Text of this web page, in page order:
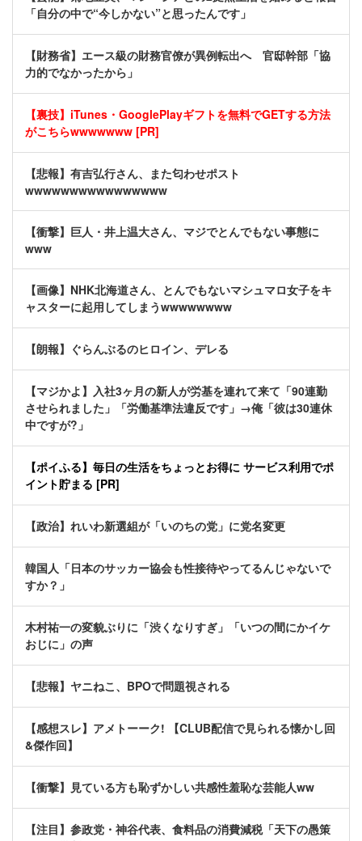
「自分の中で“今しかない”と思ったんです」
【財務省】エース級の財務官僚が異例転出へ 官邸幹部「協
力的でなかったから」
【裏技】iTunes・GooglePlayギフトを無料でGETする方法
がこちらwwwwwww [PR]
【悲報】有吉弘行さん、また匂わせポスト
wwwwwwwwwwwwwwww
【衝撃】巨人・井上温大さん、マジでとんでもない事態に
www
【画像】NHK北海道さん、とんでもないマシュマロ女子をキ
ャスターに起用してしまうwwwwwwww
【朗報】ぐらんぶるのヒロイン、デレる
【マジかよ】入社3ヶ月の新人が労基を連れて来て「90連勤
させられました」「労働基準法違反です」→俺「彼は30連休
中ですが?」
【ポイふる】毎日の生活をちょっとお得に サービス利用でポ
イント貯まる [PR]
【政治】れいわ新選組が「いのちの党」に党名変更
韓国人「日本のサッカー協会も性接待やってるんじゃないで
すか？」
木村祐一の変貌ぶりに「渋くなりすぎ」「いつの間にかイケ
おじに」の声
【悲報】ヤニねこ、BPOで問題視される
【感想スレ】アメトーーク! 【CLUB配信で見られる懐かし回
&傑作回】
【衝撃】見ている方も恥ずかしい共感性羞恥な芸能人ww
【注目】参政党・神谷代表、食料品の消費減税「天下の愚策